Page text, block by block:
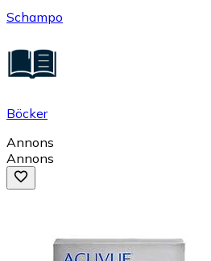
Schampo
Böcker
Annons
Annons